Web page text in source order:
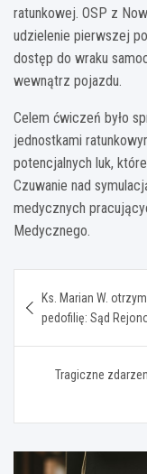
ratunkowej. OSP z
udzielenie pierwszej
dostęp do wraku
wewnątrz pojazdu.
Celem ćwiczeń było
jednostkami
potencjalnych luk,
Czuwanie nad
medycznych
Medycznego.
wpisu
Ks. Marian W.
pedofilię: Sąd
Tragiczne